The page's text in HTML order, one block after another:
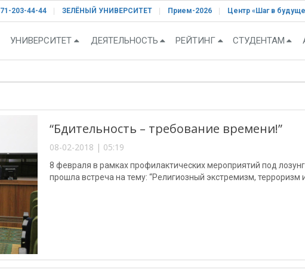
71-203-44-44 ЗЕЛЁНЫЙ УНИВЕРСИТЕТ Прием-2026 Центр «Шаг в
УНИВЕРСИТЕТ ДЕЯТЕЛЬНОСТЬ РЕЙТИНГ СТУДЕНТАМ
“Бдительность – требование времени!”
08-02-2018 | 05:19
8 февраля в рамках профилактических мероприятий под
прошла встреча на тему: “Религиозный экстремизм, терроризм